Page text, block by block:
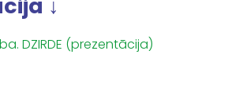
↓
DZIRDE (prezentācija)